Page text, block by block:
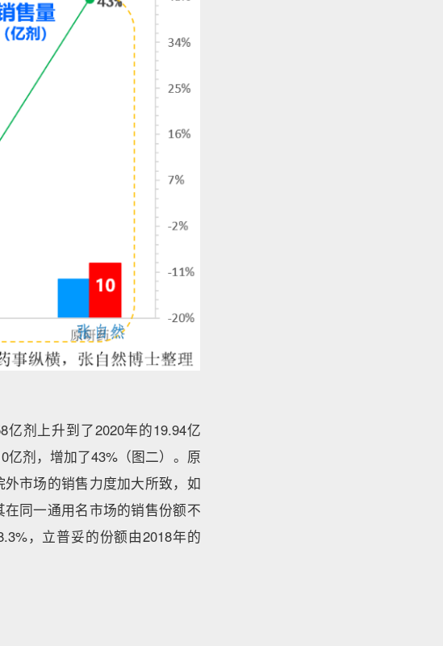
剂上升到了2020年的19.94亿
亿剂，增加了43%（图二）。原
市场的销售力度加大所致，如
同一通用名市场的销售份额不
，立普妥的份额由2018年的